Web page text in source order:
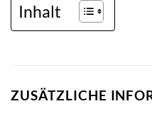
Inhalt
ZUSÄTZLICHE